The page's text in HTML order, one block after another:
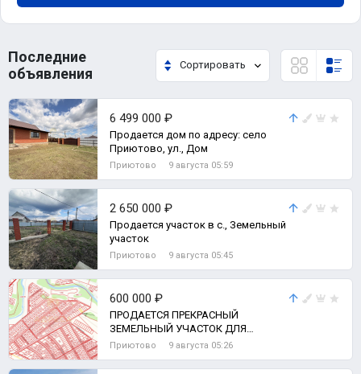
Последние
объявления
Сортировать
6 499 000 ₽
Продается дом по адресу: село
Приютово, ул., Дом
Приютово 9 августа 05:59
2 650 000 ₽
Продается участок в с., Земельный
участок
Приютово 9 августа 05:45
600 000 ₽
ПРОДАЕТСЯ ПРЕКРАСНЫЙ
ЗЕМЕЛЬНЫЙ УЧАСТОК ДЛЯ
СТРОИТЕЛЬТВА ДОМА ВАШЕЙ
Приютово 9 августа 05:26